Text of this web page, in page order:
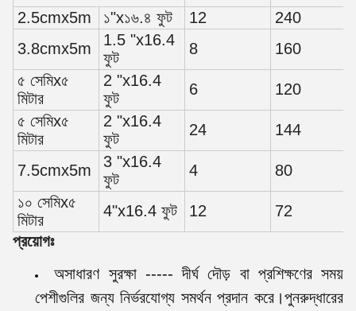
2.5cmx5m
১"x১৬.৪ ফুট 12
240
3.8cmx5m
1.5 "x16.4
ফুট
8
160
৫ সেমিx৫
মিটার
2 "x16.4
ফুট
6
120
৫ সেমিx৫
মিটার
2 "x16.4
ফুট
24 144
7.5cmx5m
3 "x16.4
ফুট
4
80
১০ সেমিx৫
মিটার
4"x16.4 ফুট 12
72
প্রয়োগঃ
অসাধারণ সুরক্ষা ----- দীর্ঘ দৌড় বা প্রশিক্ষণের সময়
পেশীগুলির জন্য নির্ভরযোগ্য সমর্থন প্রদান করে।পুনরুদ্ধারের